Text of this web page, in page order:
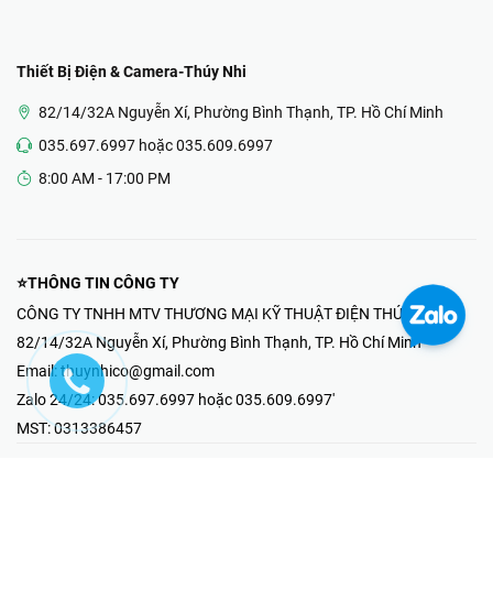
Thiết Bị Điện & Camera-Thúy Nhi
82/14/32A Nguyễn Xí, Phường Bình Thạnh, TP. Hồ Chí Minh
035.697.6997 hoặc 035.609.6997
8:00 AM - 17:00 PM
⭐THÔNG TIN CÔNG TY
CÔNG TY TNHH MTV THƯƠNG MẠI KỸ THUẬT ĐIỆN THÚY NHI
82/14/32A Nguyễn Xí, Phường Bình Thạnh, TP. Hồ Chí Minh
Email: thuynhico@gmail.com
Zalo 24/24:035.697.6997 hoặc 035.609.6997'
MST:0313386457